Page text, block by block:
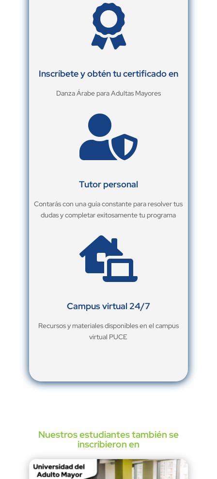

Inscríbete y obtén tu certificado en
Danza Árabe para Adultas Mayores

Tutor personal
Contarás con una guía constante para resolver tus
dudas y completar exitosamente tu programa

Campus virtual 24/7
Recursos y materiales disponibles en el campus
virtual PUCE
Nuestros estudiantes también se
inscribieron en